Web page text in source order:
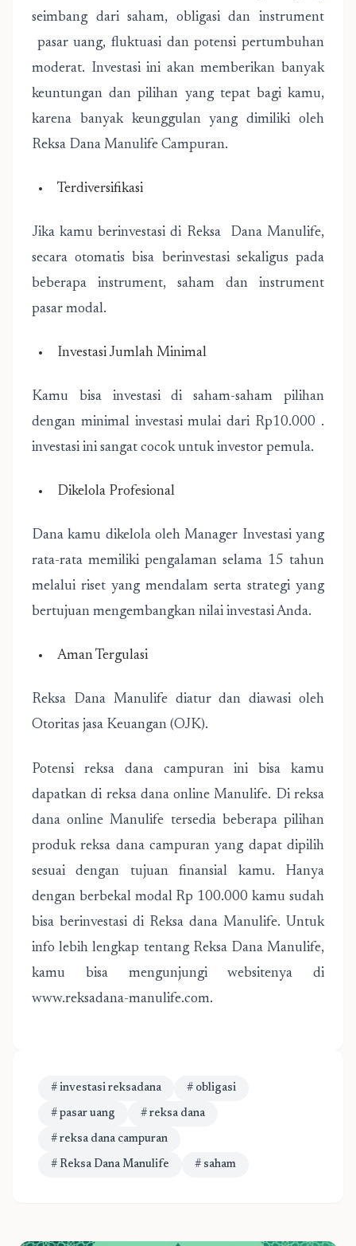
seimbang dari saham, obligasi dan instrument
pasar uang, fluktuasi dan potensi pertumbuhan
moderat. Investasi ini akan memberikan banyak
keuntungan dan pilihan yang tepat bagi kamu,
karena banyak keunggulan yang dimiliki oleh
Reksa Dana Manulife Campuran.
Terdiversifikasi
Jika kamu berinvestasi di Reksa Dana Manulife,
secara otomatis bisa berinvestasi sekaligus pada
beberapa instrument, saham dan instrument
pasar modal.
Investasi Jumlah Minimal
Kamu bisa investasi di saham-saham pilihan
dengan minimal investasi mulai dari Rp10.000 .
investasi ini sangat cocok untuk investor pemula.
Dikelola Profesional
Dana kamu dikelola oleh Manager Investasi yang
rata-rata memiliki pengalaman selama 15 tahun
melalui riset yang mendalam serta strategi yang
bertujuan mengembangkan nilai investasi Anda.
Aman Tergulasi
Reksa Dana Manulife diatur dan diawasi oleh
Otoritas jasa Keuangan (OJK).
Potensi reksa dana campuran ini bisa kamu
dapatkan di reksa dana online Manulife. Di reksa
dana online Manulife tersedia beberapa pilihan
produk reksa dana campuran yang dapat dipilih
sesuai dengan tujuan finansial kamu. Hanya
dengan berbekal modal Rp 100.000 kamu sudah
bisa berinvestasi di Reksa dana Manulife. Untuk
info lebih lengkap tentang Reksa Dana Manulife,
kamu bisa mengunjungi websitenya di
www.reksadana-manulife.com.
# investasi reksadana # obligasi
# pasar uang # reksa dana
# reksa dana campuran
# Reksa Dana Manulife # saham